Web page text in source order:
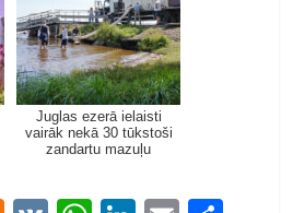
Juglas ezerā ielaisti
vairāk nekā 30 tūkstoši
zandartu mazuļu